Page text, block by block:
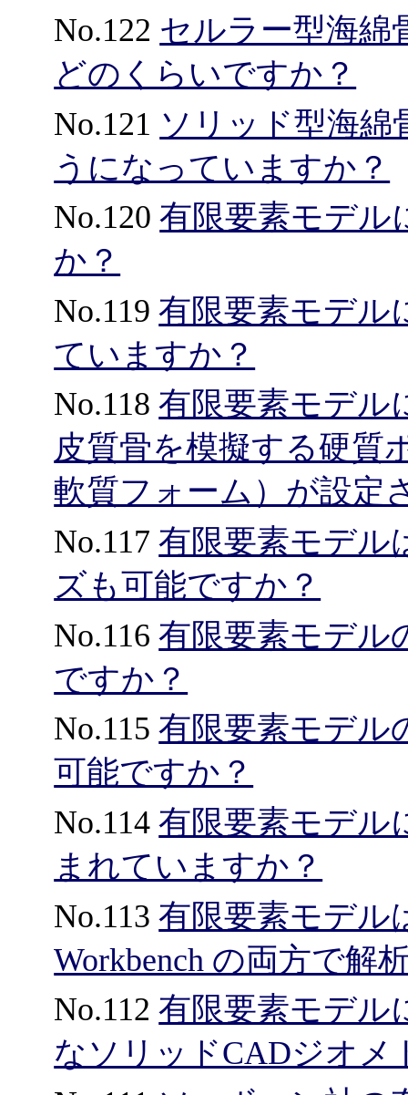
No.122 セルラー型海綿
どのくらいですか？
No.121 ソリッド型海綿
うになっていますか？
No.120有限要素モデル
か？
No.119有限要素モデル
ていますか？
No.118有限要素モデル
皮質骨を模擬する硬質
軟質フォーム）が設定
No.117有限要素モデル
ズも可能ですか？
No.116有限要素モデル
ですか？
No.115有限要素モデル
可能ですか？
No.114有限要素モデル
まれていますか？
No.113有限要素モデル
Workbench の両方で解
No.112有限要素モデル
なソリッドCADジオ